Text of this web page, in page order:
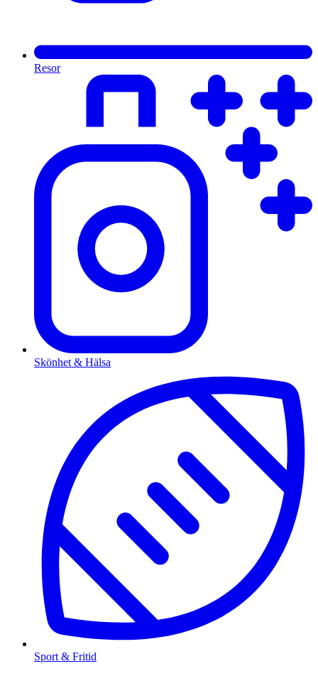
Resor
Skönhet & Hälsa
Sport & Fritid